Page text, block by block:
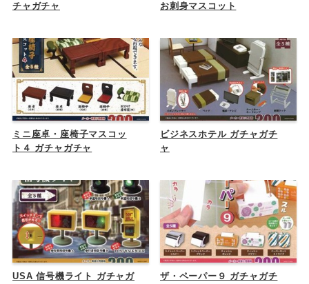
チャガチャ
お刺身マスコット
ミニ座卓・座椅子マスコッ
ト４ ガチャガチャ
ビジネスホテル ガチャガチ
ャ
USA 信号機ライト ガチャガ
ザ・ペーパー９ ガチャガチ